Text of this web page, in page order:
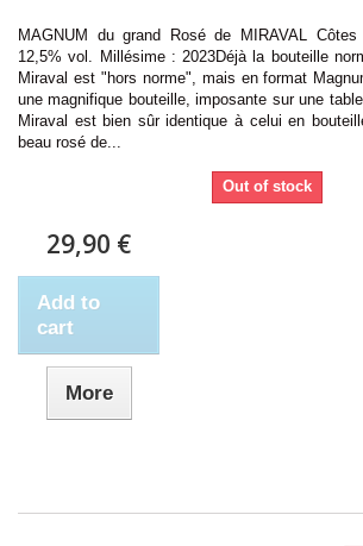
MAGNUM du grand Rosé de MIRAVAL
12,5% vol. Millésime : 2023Déjà la bouteille
Miraval est "hors norme", mais en format
une magnifique bouteille, imposante sur une
Miraval est bien sûr identique à celui en
beau rosé de...
Out of stock
29,90 €
Add to
cart
More